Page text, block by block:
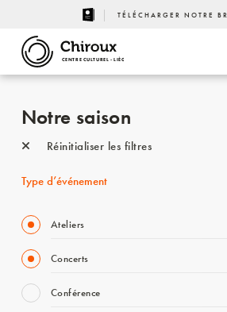
TÉLÉCHARGER NOTRE
CENTRE CULTUREL - LIÈGE
Notre saison
Réinitialiser les filtres
Type d’événement
Ateliers
Concerts
Conférence